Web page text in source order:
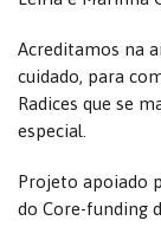
Acreditamos na
cuidado, para
Radices que se
especial.
Projeto apoiado
do Core-funding